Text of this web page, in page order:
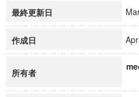
最終更新日
作成日
所有者